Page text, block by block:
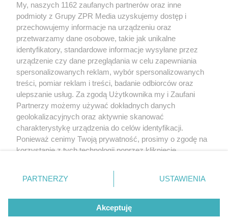
rozpowszechniany lub dalej rozpowszechniany w jakikolwiek sposób
(w tym także elektroniczny lub mechaniczny) na jakimkolwiek polu
eksploatacji w jakiejkolwiek formie, włącznie z umieszczaniem w
Internecie bez pisemnej zgody właściciela praw. Jakiekolwiek użycie
lub wykorzystanie utworów w całości lub w części z naruszeniem
prawa, tzn. bez właściwej zgody, jest zabronione pod groźbą kary i
może być ścigane prawnie.
O nas
Informacje prawne
Nasze serwisy
My, naszych 1162 zaufanych partnerów oraz inne
podmioty z Grupy ZPR Media uzyskujemy dostęp i
przechowujemy informacje na urządzeniu oraz
przetwarzamy dane osobowe, takie jak unikalne
identyfikatory, standardowe informacje wysyłane przez
urządzenie czy dane przeglądania w celu zapewniania
spersonalizowanych reklam, wybór spersonalizowanych
treści, pomiar reklam i treści, badanie odbiorców oraz
ulepszanie usług. Za zgodą Użytkownika my i Zaufani
Partnerzy możemy używać dokładnych danych
geolokalizacyjnych oraz aktywnie skanować
charakterystykę urządzenia do celów identyfikacji.
Ponieważ cenimy Twoją prywatność, prosimy o zgodę na
korzystanie z tych technologii poprzez kliknięcie
zmienić/wycofać klikając przycisk ustawień prywatności
znajdujący się w lewym dolnym rogu strony
rodzaje przetwarzania danych nie wymagają zgody
użytkownika, ale masz prawo sprzeciwić się takiemu
PARTNERZY USTAWIENIA
Akceptuję